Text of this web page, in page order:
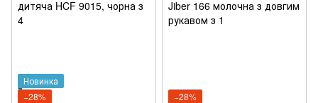
Новинка
−28%
−28%